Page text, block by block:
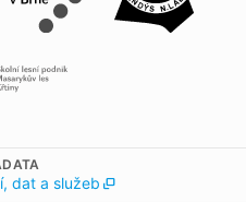
dat a služeb